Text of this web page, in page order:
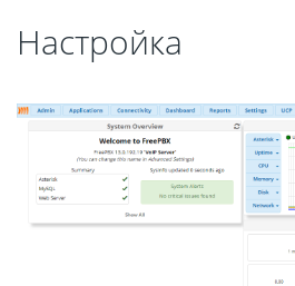
Настройка